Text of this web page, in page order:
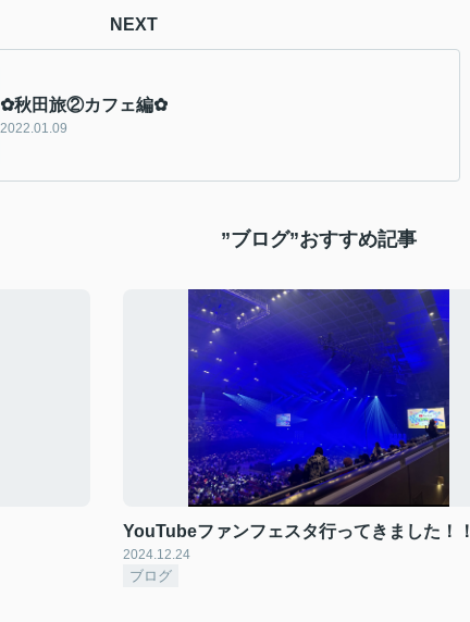
NEXT
✿秋田旅②カフェ編✿
2022.01.09
”ブログ”おすすめ記事
YouTubeファンフェスタ行ってきました！！
2024.12.24
ブログ